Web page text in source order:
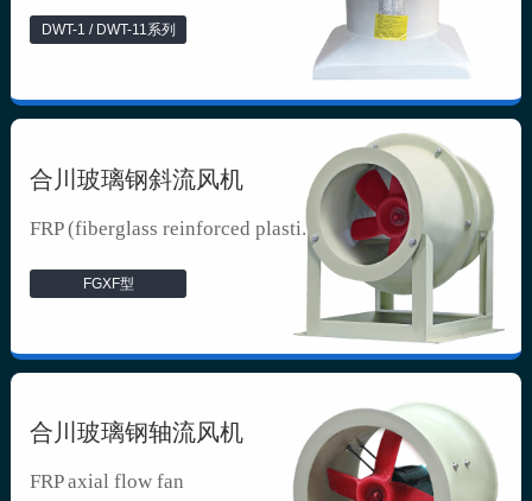
DWT-1 / DWT-11系列
合川玻璃钢斜流风机
FRP (fiberglass reinforced plasti...
FGXF型
合川玻璃钢轴流风机
FRP axial flow fan